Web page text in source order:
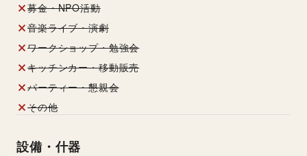
募金・NPO活動
音楽ライブ・演劇
ワークショップ・勉強会
キッチンカー・移動販売
パーティー・懇親会
その他
設備・什器